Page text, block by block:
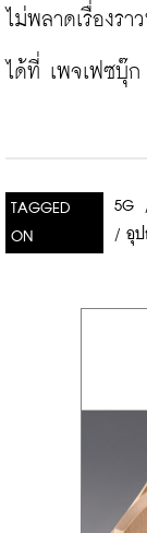
ไม่พลาดเรื่องร
ได้ที่ เพจเฟซบุ๊
TAGGED
ON
5G
/ อุ